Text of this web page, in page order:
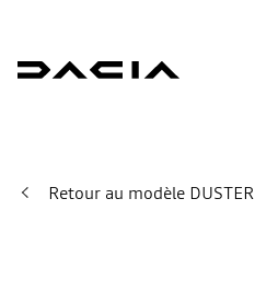
Retour au modèle DUSTER